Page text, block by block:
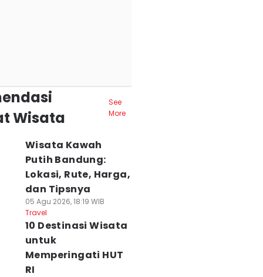
Wisata
See
More
Wisata Kawah
Putih Bandung:
Lokasi, Rute, Harga,
dan Tipsnya
05 Agu 2026, 18:19 WIB
Travel
10 Destinasi Wisata
untuk
Memperingati HUT
RI